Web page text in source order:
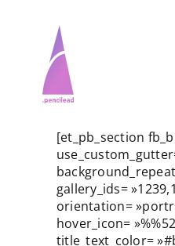
[et_pb_section
gallery_ids=
orientation=
hover_icon=
title_text_color=